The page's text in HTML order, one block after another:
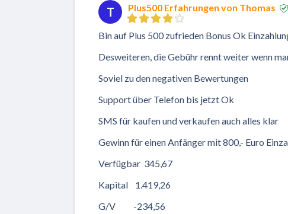
T Plus500 Erfahrungen von Thomas
Bin auf Plus 500 zufrieden Bonus Ok
Desweiteren, die Gebühr rennt weiter wenn
Soviel zu den negativen Bewertungen
Support über Telefon bis jetzt Ok
SMS für kaufen und verkaufen auch alles klar
Gewinn für einen Anfänger mit 800,- Euro
Verfügbar 345,67
Kapital 1.419,26
G/V -234,56